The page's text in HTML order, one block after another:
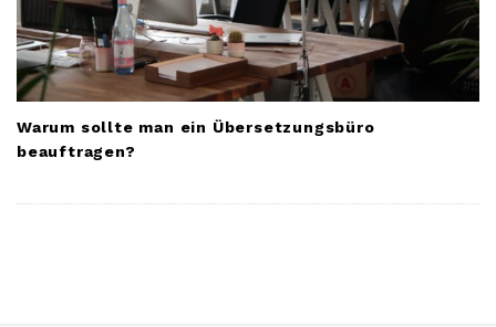
Warum sollte man ein Übersetzungsbüro
beauftragen?